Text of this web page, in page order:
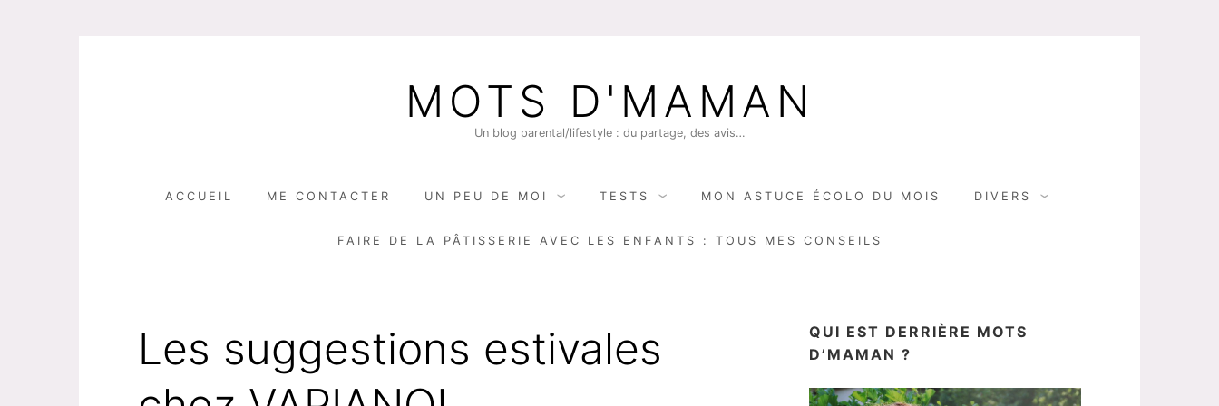
MOTS D'MAMAN
Un blog parental/lifestyle : du partage, des avis…
ACCUEIL ME CONTACTER UN PEU DE MOI TESTS MON ASTUCE ÉCOLO DU MOIS DIVERS
FAIRE DE LA PÂTISSERIE AVEC LES ENFANTS : TOUS MES CONSEILS
Les suggestions estivales
QUI EST DERRIÈRE MOTS
D’MAMAN ?